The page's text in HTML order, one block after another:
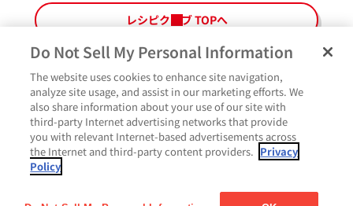
ペ
ー
ジ
ペ
ー
レシピクラブ TOPへ
作ったよ
ペ
ー
ジ
最
上
部
よくあるご質問 ご利用規約Glicoメンバーズ会員規約プライバシーポリシー
サイトマップお問い合わせCookie設定Glicoホームページ
Do Not Sell My Personal Information
The website uses cookies to enhance site navigation,
analyze site usage, and assist in our marketing efforts. We
also share information about your use of our site with
third-party Internet advertising networks that provide
you with relevant Internet-based advertisements across
the Internet and third-party content providers. Privacy
Policy